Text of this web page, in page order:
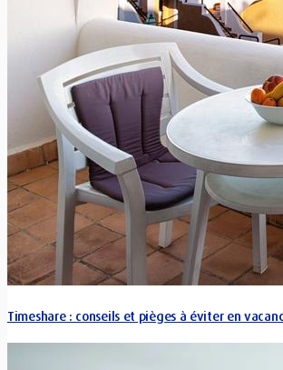
Timeshare : conseils et pièges à éviter en